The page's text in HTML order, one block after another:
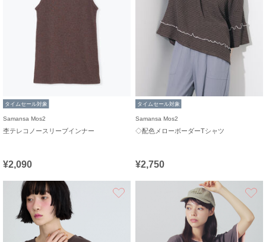
タイムセール対象
Samansa Mos2
杢テレコノースリーブインナー
¥2,090
タイムセール対象
Samansa Mos2
◇配色メローボーダーTシャツ
¥2,750